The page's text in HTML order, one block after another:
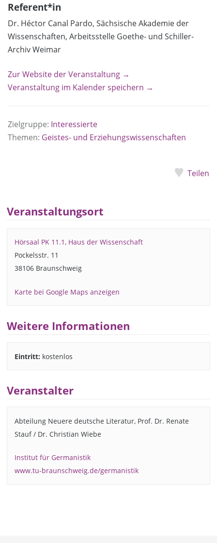
Referent*in
Dr. Héctor Canal Pardo, Sächsische Akademie der
Wissenschaften, Arbeitsstelle Goethe- und Schiller-
Archiv Weimar
Zur Website der Veranstaltung →
Veranstaltung im Kalender speichern →
Zielgruppe: Interessierte
Themen: Geistes- und Erziehungswissenschaften
Teilen
Veranstaltungsort
Hörsaal PK 11.1, Haus der Wissenschaft
Pockelsstr. 11
38106 Braunschweig
Karte bei Google Maps anzeigen
Weitere Informationen
Eintritt: kostenlos
Veranstalter
Abteilung Neuere deutsche Literatur, Prof. Dr. Renate
Stauf / Dr. Christian Wiebe
Institut für Germanistik
www.tu-braunschweig.de/germanistik